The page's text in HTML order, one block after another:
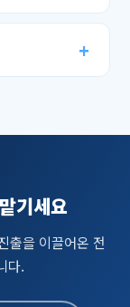
기세요
출을 이끌어온 전
다.